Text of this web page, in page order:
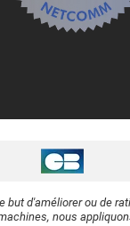
d'améliorer ou de
nous